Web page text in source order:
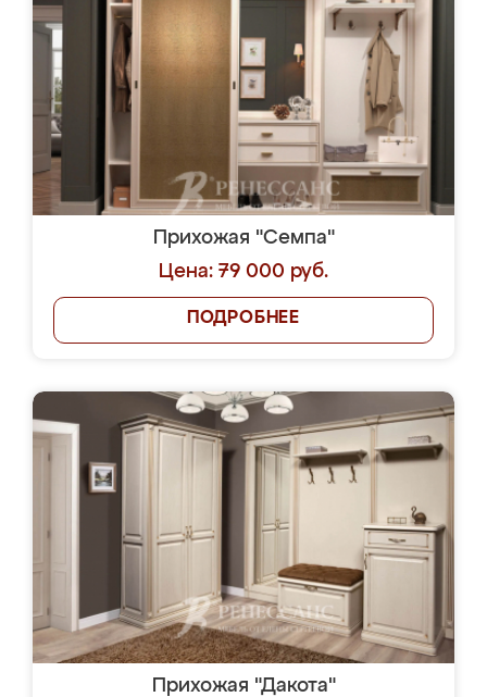
Прихожая "Семпа"
Цена: 79 000 руб.
ПОДРОБНЕЕ
Прихожая "Дакота"